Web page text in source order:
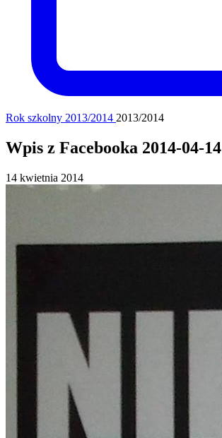
Rok szkolny 2013/2014 2013/2014
Wpis z Facebooka 2014-04-14
14 kwietnia 2014